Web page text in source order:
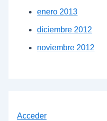
enero 2013
diciembre 2012
noviembre 2012
Acceder